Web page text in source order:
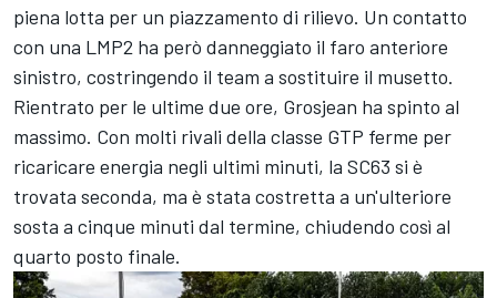
piena lotta per un piazzamento di rilievo. Un contatto
con una LMP2 ha però danneggiato il faro anteriore
sinistro, costringendo il team a sostituire il musetto.
Rientrato per le ultime due ore, Grosjean ha spinto al
massimo. Con molti rivali della classe GTP ferme per
ricaricare energia negli ultimi minuti, la SC63 si è
trovata seconda, ma è stata costretta a un'ulteriore
sosta a cinque minuti dal termine, chiudendo così al
quarto posto finale.